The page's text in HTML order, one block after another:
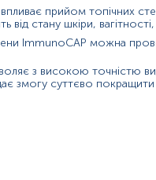
з бронхіальною астмою,
реакція на білки, що
ознаки астми, такі
які були першими
прийом топічних
від стану шкіри, вагітності,
ІmmunoCAP можна
з високою точністю
змогу суттєво покращити